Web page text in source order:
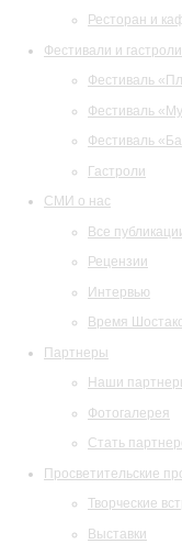
Ресторан и
Фестивали и гастроли
Фестиваль
Фестиваль
Фестиваль
Гастроли
СМИ о нас
Все
Рецензии
Интервью
Время
Партнеры
Наши
Фотогалерея
Стать
Просветительские
Творческие
Выставки